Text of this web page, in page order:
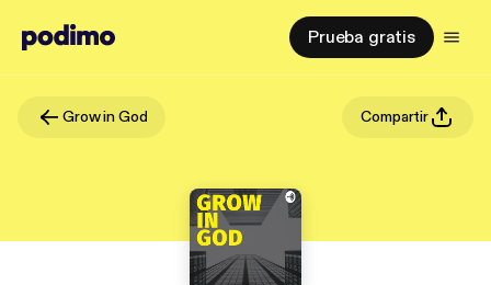
Prueba gratis
Grow in God Compartir